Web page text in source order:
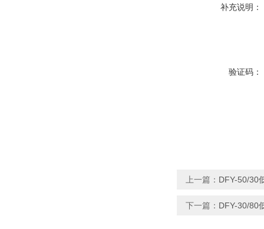
补充说明：
验证码：
上一篇： DFY-50/30
下一篇： DFY-30/80